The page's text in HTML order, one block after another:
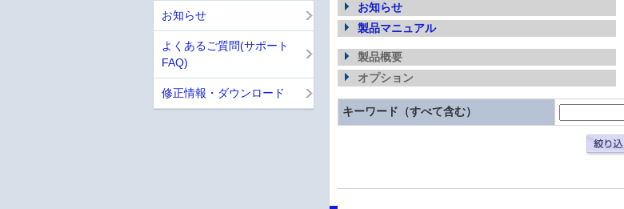
お知らせ
製品マニュアル
製品概要
オプション
キーワード（すべて含む）
お知らせ
よくあるご質問(サポート
FAQ)
修正情報・ダウンロード